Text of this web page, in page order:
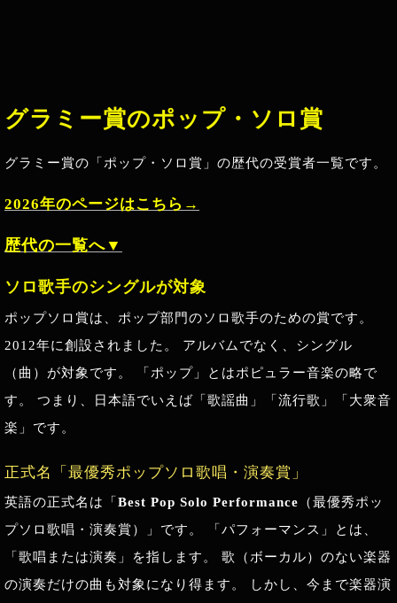
グラミー賞のポップ・ソロ賞
グラミー賞の「ポップ・ソロ賞」の歴代の受賞者一覧です。
2026年のページはこちら→
歴代の一覧へ▼
ソロ歌手のシングルが対象
ポップソロ賞は、ポップ部門のソロ歌手のための賞です。
2012年に創設されました。 アルバムでなく、シングル
（曲）が対象です。 「ポップ」とはポピュラー音楽の略で
す。 つまり、日本語でいえば「歌謡曲」「流行歌」「大衆音
楽」です。
正式名「最優秀ポップソロ歌唱・演奏賞」
英語の正式名は「 Best Pop Solo Performance （最優秀ポッ
プソロ歌唱・演奏賞）」です。 「パフォーマンス」とは、
「歌唱または演奏」を指します。 歌（ボーカル）のない楽器
の演奏だけの曲も対象になり得ます。 しかし、今まで楽器演